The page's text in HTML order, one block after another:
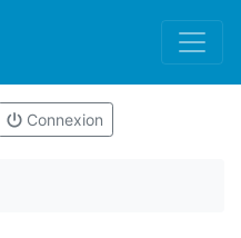
Connexion